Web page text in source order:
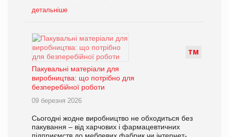
детальніше
ТМ
Пакувальні матеріали для
виробництва: що потрібно для
безперебійної роботи
09 березня 2026
Сьогодні жодне виробництво не обходиться без
пакування – від харчових і фармацевтичних
підприємств до меблевих фабрик чи інтернет-